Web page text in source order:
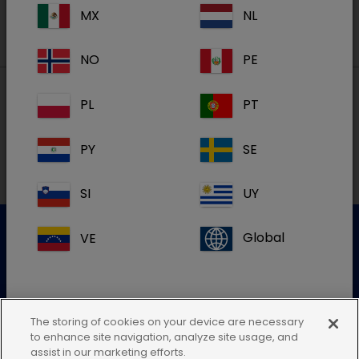
For mere information kontakt venligst vores kundeservice
Send en elektronisk forespørgsel
MX NL
NO PE
PL PT
PY SE
SI UY
VE Global
Hvis du ikke kan finde din landeadresse,
The storing of cookies on your device are necessary
to enhance site navigation, analyze site usage, and
assist in our marketing efforts.